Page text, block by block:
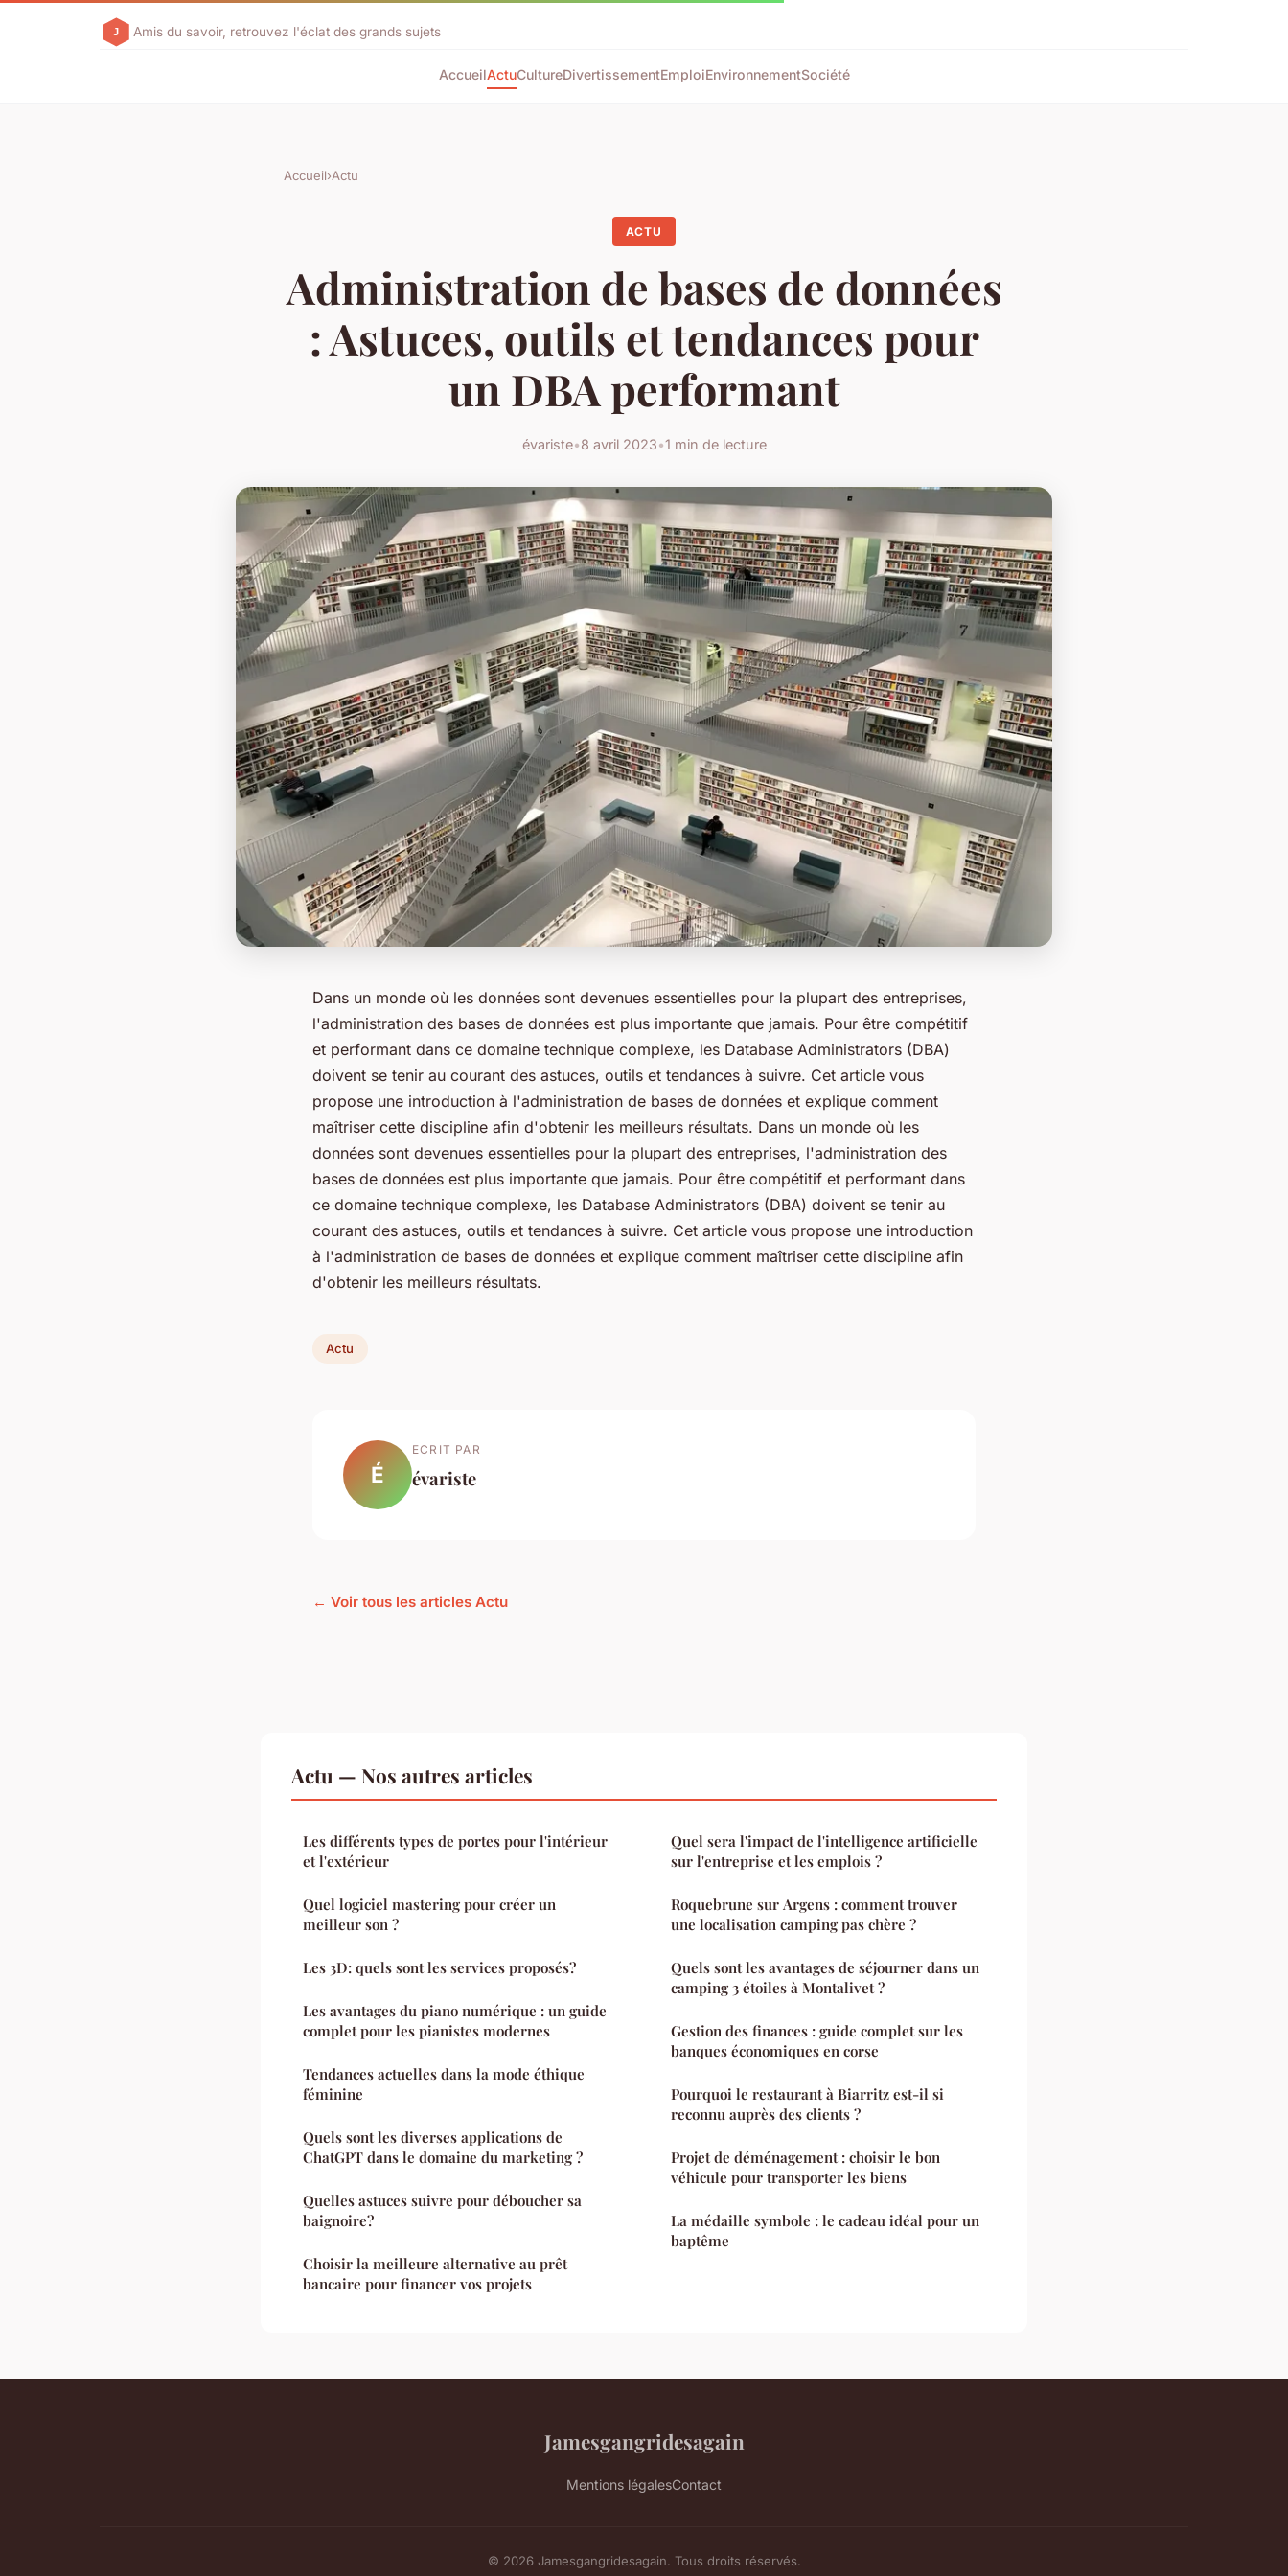
Amis du savoir, retrouvez l'éclat des grands sujets
AccueilActuCultureDivertissementEmploiEnvironnementSociété
Accueil›Actu
ACTU
Administration de bases de données
: Astuces, outils et tendances pour
un DBA performant
évariste•8 avril 2023•1 min de lecture
Dans un monde où les données sont devenues essentielles pour la plupart des entreprises,
l'administration des bases de données est plus importante que jamais. Pour être compétitif
et performant dans ce domaine technique complexe, les Database Administrators (DBA)
doivent se tenir au courant des astuces, outils et tendances à suivre. Cet article vous
propose une introduction à l'administration de bases de données et explique comment
maîtriser cette discipline afin d'obtenir les meilleurs résultats. Dans un monde où les
données sont devenues essentielles pour la plupart des entreprises, l'administration des
bases de données est plus importante que jamais. Pour être compétitif et performant dans
ce domaine technique complexe, les Database Administrators (DBA) doivent se tenir au
courant des astuces, outils et tendances à suivre. Cet article vous propose une introduction
à l'administration de bases de données et explique comment maîtriser cette discipline afin
d'obtenir les meilleurs résultats.
Actu
É
ECRIT PAR
évariste
← Voir tous les articles Actu
Actu — Nos autres articles
Les différents types de portes pour l'intérieur
et l'extérieur
Quel logiciel mastering pour créer un
meilleur son ?
Les 3D: quels sont les services proposés?
Les avantages du piano numérique : un guide
complet pour les pianistes modernes
Tendances actuelles dans la mode éthique
féminine
Quels sont les diverses applications de
ChatGPT dans le domaine du marketing ?
Quelles astuces suivre pour déboucher sa
baignoire?
Choisir la meilleure alternative au prêt
bancaire pour financer vos projets
Quel sera l'impact de l'intelligence artificielle
sur l'entreprise et les emplois ?
Roquebrune sur Argens : comment trouver
une localisation camping pas chère ?
Quels sont les avantages de séjourner dans un
camping 3 étoiles à Montalivet ?
Gestion des finances : guide complet sur les
banques économiques en corse
Pourquoi le restaurant à Biarritz est-il si
reconnu auprès des clients ?
Projet de déménagement : choisir le bon
véhicule pour transporter les biens
La médaille symbole : le cadeau idéal pour un
baptême
Jamesgangridesagain
Mentions légalesContact
© 2026 Jamesgangridesagain. Tous droits réservés.